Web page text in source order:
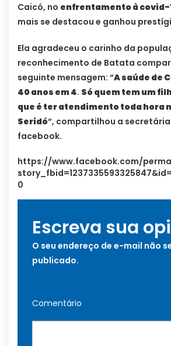
Caicó, no enfrentamento à covid-
mais se destacou e ganhou
Ela agradeceu o carinho da
reconhecimento de Batata
seguinte mensagem: “A saúde de
40 anos em 4. Só quem tem um
que é ter atendimento toda hora
Seridó“, compartilhou a
facebook.
https://www.facebook.com/
0
Escreva sua
O seu endereço de e-mail não
publicado.
Comentário